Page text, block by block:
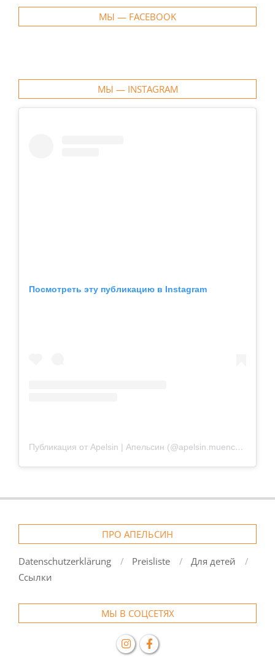
МЫ — FACEBOOK
МЫ — INSTAGRAM
Посмотреть эту публикацию в Instagram
Публикация от Apelsin | Апельсин (@apelsin.muenchen)
ПРО АПЕЛЬСИН
Datenschutzerklärung Preisliste
Для детей
Ссылки
МЫ В СОЦСЕТЯХ